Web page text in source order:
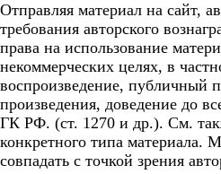
Отправляя материал на сайт,
требования авторского
права на использование
некоммерческих целях, в
воспроизведение, публичный
произведения, доведение до
ГК РФ. (ст. 1270 и др.). См.
конкретного типа материала.
совпадать с точкой зрения